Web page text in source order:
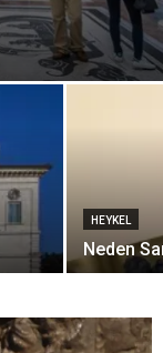
HEYKEL
Neden